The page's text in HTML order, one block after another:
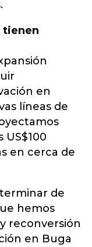
tienen
en
líneas de
en cerca de
de
hemos
reconversión
en Buga